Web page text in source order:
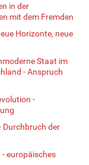
in der
mit dem Fremden
Horizonte, neue
Staat im
- Anspruch
-
Durchbruch der
europäisches